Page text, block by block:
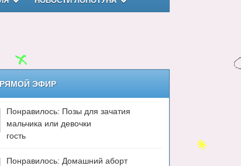
ЭФИР
Понравилось: Позы для зачатия
мальчика или девочки
гость
Понравилось: Домашний аборт